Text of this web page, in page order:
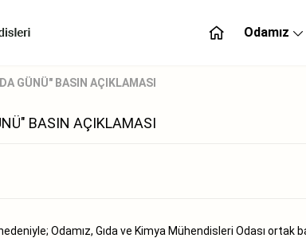
Odamız
GÜNÜ" BASIN AÇIKLAMASI
BASIN AÇIKLAMASI
Odamız, Gıda ve Kimya Mühendisleri Odası ortak